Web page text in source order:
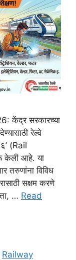
केंद्र सरकारच्या
रेल्वे
(Rail
केली आहे. या
तरुणांना विविध
सक्षम करणे
… Read
Railway